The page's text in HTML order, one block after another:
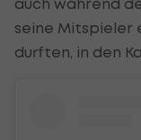
seine Mitspieler
durften, in den